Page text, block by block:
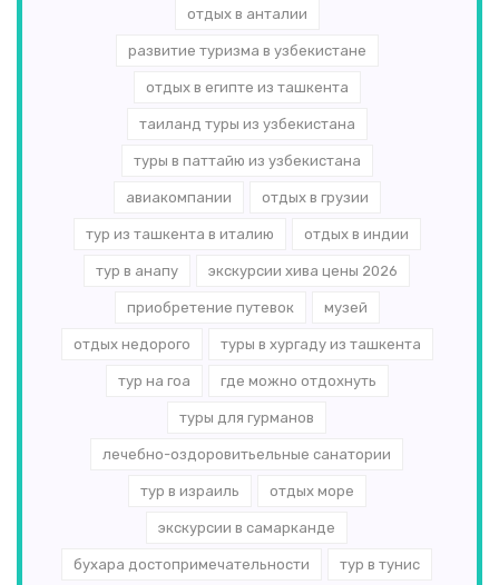
отдых в анталии
развитие туризма в узбекистане
отдых в египте из ташкента
таиланд туры из узбекистана
туры в паттайю из узбекистана
авиакомпании отдых в грузии
тур из ташкента в италию отдых в индии
тур в анапу экскурсии хива цены 2026
приобретение путевок музей
отдых недорого туры в хургаду из ташкента
тур на гоа где можно отдохнуть
туры для гурманов
лечебно-оздоровитьельные санатории
тур в израиль отдых море
экскурсии в самарканде
бухара достопримечательности тур в тунис